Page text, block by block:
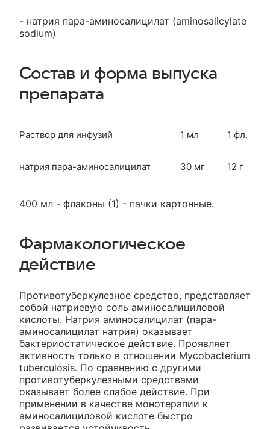
- натрия пара-аминосалицилат (aminosalicylate
sodium)
Состав и форма выпуска
препарата
Раствор для инфузий 1 мл 1 фл.
натрия пара-аминосалицилат 30 мг 12 г
400 мл - флаконы (1) - пачки картонные.
Фармакологическое
действие
Противотуберкулезное средство, представляет
собой натриевую соль аминосалициловой
кислоты. Натрия аминосалицилат (пара-
аминосалицилат натрия) оказывает
бактериостатическое действие. Проявляет
активность только в отношении Mycobacterium
tuberculosis. По сравнению с другими
противотуберкулезными средствами
оказывает более слабое действие. При
применении в качестве монотерапии к
аминосалициловой кислоте быстро